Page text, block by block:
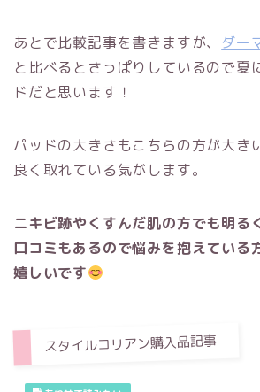
あとで比較記事を書きますが、 ダー
と比べるとさっぱりしているので夏
ドだと思います！
パッドの大きさもこちらの方が大き
良く取れている気がします。
ニキビ跡やくすんだ肌の方でも明る
口コミもあるので悩みを抱えている
嬉しいです
スタイルコリアン購入品記事